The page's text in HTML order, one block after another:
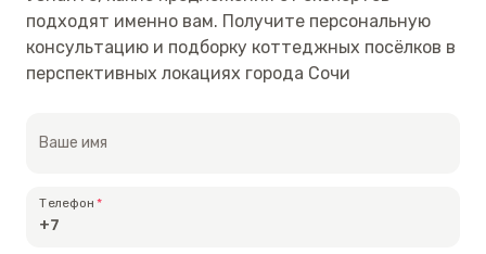
В состав данного поселка входит всего 4 дома,
метраж которых составляет от 160м2 до 180м2.
Площадь земельных участков варьируется от 3 до
коммуникационные системы, в том числе и газ.
находится под охраной. Дополнительную
приватность обеспечивают установленные
подходят именно вам. Получите персональную
консультацию и подборку коттеджных посёлков в
перспективных локациях города Сочи
Ваше имя
Телефон